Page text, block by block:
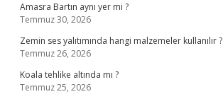
Amasra Bartın aynı yer mi ?
Temmuz 30, 2026
Zemin ses yalıtımında hangi malzemeler kullanılır ?
Temmuz 26, 2026
Koala tehlike altında mı ?
Temmuz 25, 2026